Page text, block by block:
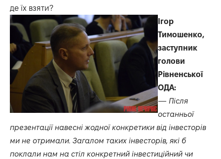
де їх взяти?
Ігор
Тимошенко,
заступник
голови
Рівненської
ОДА:
— Після
останньої
презентації навесні жодної конкретики від інвесторів
ми не отримали. Загалом таких інвесторів, які б
поклали нам на стіл конкретний інвестиційний чи